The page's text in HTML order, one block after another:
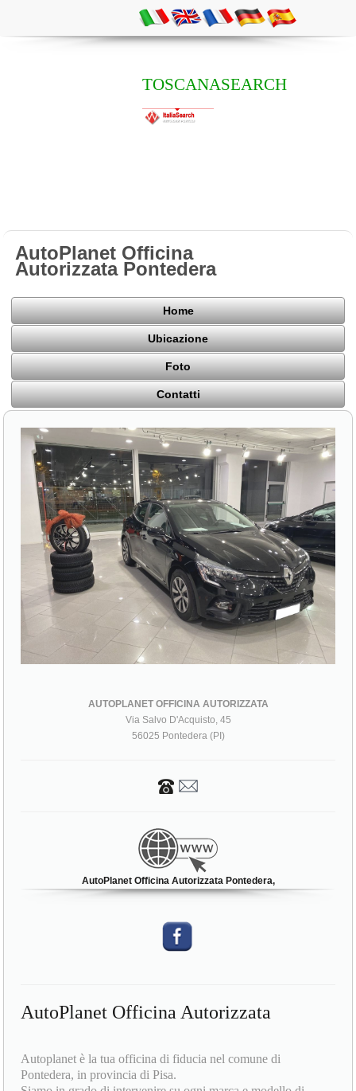
TOSCANASEARCH
AutoPlanet Officina
Autorizzata Pontedera
Home
Ubicazione
Foto
Contatti
AUTOPLANET OFFICINA AUTORIZZATA
Via Salvo D'Acquisto, 45
56025 Pontedera (PI)
AutoPlanet Officina Autorizzata Pontedera,
AutoPlanet Officina Autorizzata
Autoplanet è la tua officina di fiducia nel comune di
Pontedera, in provincia di Pisa.